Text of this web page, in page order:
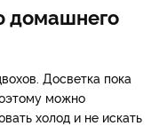
домашнего
Досветка пока
можно
холод и не искать